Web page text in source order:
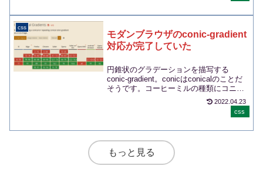
css
モダンブラウザのconic-gradient
対応が完了していた
円錐状のグラデーションを描写する
conic-gradient。conicはconicalのことだ
そうです。コーヒーミルの種類にコニカ
ルカッターってありますけど、...2022.04.23
css
もっと見る